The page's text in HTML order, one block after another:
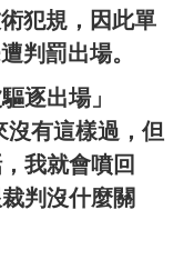
犯規，因此單
判罰出場。
逐出場」
沒有這樣過，但
我就會噴回
判沒什麼關